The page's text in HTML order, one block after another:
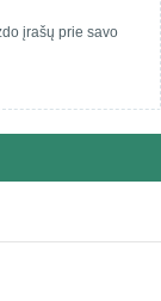
įrašų prie savo